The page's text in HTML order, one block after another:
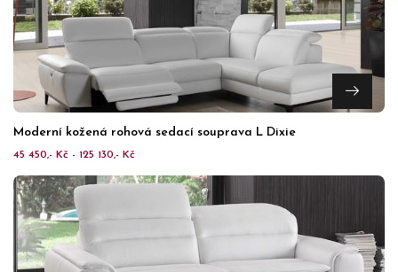
Moderní kožená rohová sedací souprava L Dixie
45 450,- Kč - 125 130,- Kč